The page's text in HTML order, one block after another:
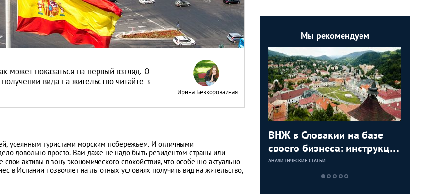
может показаться на первый взгляд. О
вида на жительство читайте в
Ирина Безкоровайная
усеянным туристами морским побережьем. И отличными
довольно просто. Вам даже не надо быть резидентом страны или
активы в зону экономического спокойствия, что особенно актуально
в Испании позволяет на льготных условиях получить вид на жительство,
Мы рекомендуем
ВНЖ в Словакии на базе
своего бизнеса: инструкция
для граждан СНГ
АНАЛИТИЧЕСКИЕ СТАТЬИ
Словакии: процедура для
иностранцев
АНАЛИТИЧЕСКИЕ СТАТЬИ